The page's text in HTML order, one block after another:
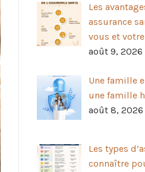
Les
assurance
vous et
août 9, 2026
Une famille
une famille
août 8, 2026
Les types
connaître